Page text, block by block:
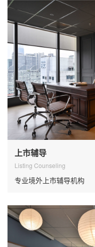
上市辅导
Listing Counseling
专业境外上市辅导机构